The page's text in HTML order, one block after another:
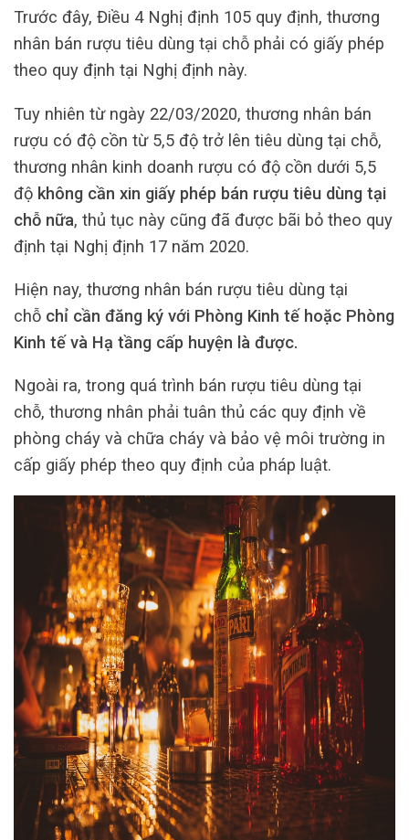
Trước đây, Điều 4 Nghị định 105 quy định, thương
nhân bán rượu tiêu dùng tại chỗ phải có giấy phép
theo quy định tại Nghị định này.
Tuy nhiên từ ngày 22/03/2020, thương nhân bán
rượu có độ cồn từ 5,5 độ trở lên tiêu dùng tại chỗ,
thương nhân kinh doanh rượu có độ cồn dưới 5,5
độ không cần xin giấy phép bán rượu tiêu dùng tại
chỗ nữa, thủ tục này cũng đã được bãi bỏ theo quy
định tại Nghị định 17 năm 2020.
Hiện nay, thương nhân bán rượu tiêu dùng tại
chỗ chỉ cần đăng ký với Phòng Kinh tế hoặc Phòng
Kinh tế và Hạ tầng cấp huyện là được.
Ngoài ra, trong quá trình bán rượu tiêu dùng tại
chỗ, thương nhân phải tuân thủ các quy định về
phòng cháy và chữa cháy và bảo vệ môi trường in
cấp giấy phép theo quy định của pháp luật.